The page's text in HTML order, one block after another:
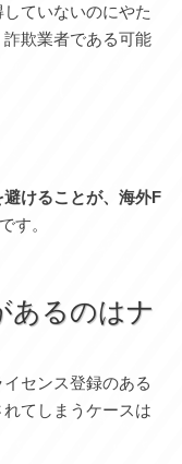
ていないのにやた
欺業者である可能
けることが、海外F
です。
あるのはナ
センス登録のある
てしまうケースは